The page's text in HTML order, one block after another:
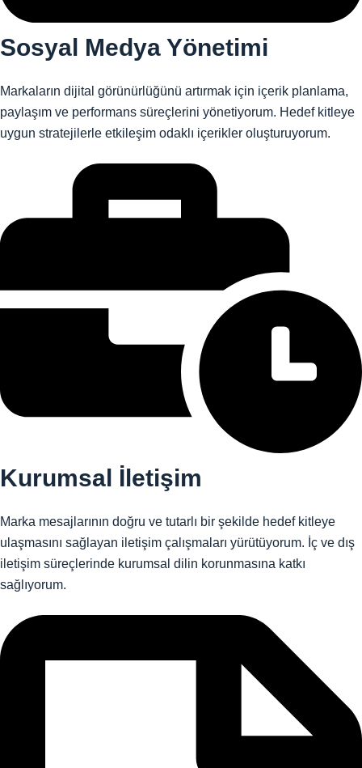
Sosyal Medya Yönetimi
Markaların dijital görünürlüğünü artırmak için içerik planlama,
paylaşım ve performans süreçlerini yönetiyorum. Hedef kitleye
uygun stratejilerle etkileşim odaklı içerikler oluşturuyorum.
Kurumsal İletişim
Marka mesajlarının doğru ve tutarlı bir şekilde hedef kitleye
ulaşmasını sağlayan iletişim çalışmaları yürütüyorum. İç ve dış
iletişim süreçlerinde kurumsal dilin korunmasına katkı
sağlıyorum.